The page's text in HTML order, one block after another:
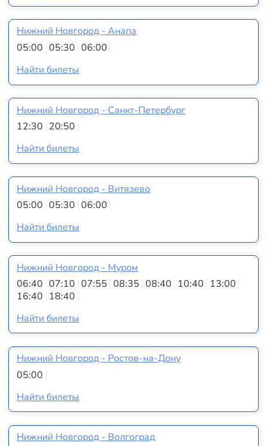
Нижний Новгород - Анапа
05:00 05:30 06:00
Найти билеты
Нижний Новгород - Санкт-Петербург
12:30 20:50
Найти билеты
Нижний Новгород - Витязево
05:00 05:30 06:00
Найти билеты
Нижний Новгород - Муром
06:40 07:10 07:55 08:35 08:40 10:40 13:00
16:40 18:40
Найти билеты
Нижний Новгород - Ростов-на-Дону
05:00
Найти билеты
Нижний Новгород - Волгоград